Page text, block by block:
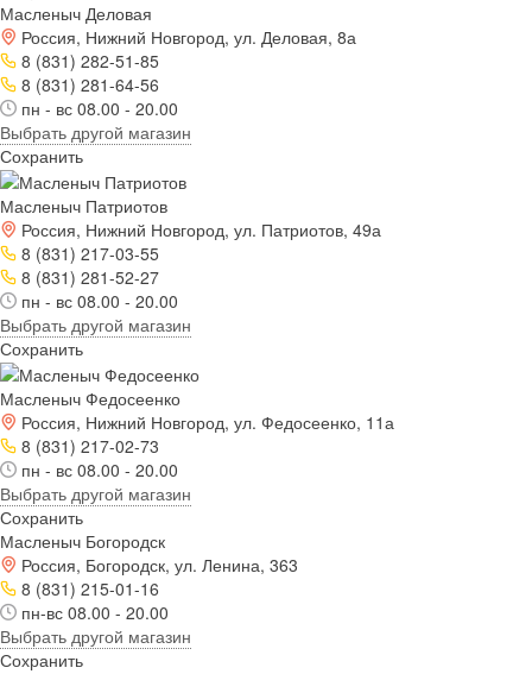
Масленыч Деловая
Россия, Нижний Новгород, ул. Деловая, 8а
8 (831) 282-51-85
8 (831) 281-64-56
пн - вс 08.00 - 20.00
Выбрать другой магазин
Сохранить
Масленыч Патриотов
Россия, Нижний Новгород, ул. Патриотов, 49а
8 (831) 217-03-55
8 (831) 281-52-27
пн - вс 08.00 - 20.00
Выбрать другой магазин
Сохранить
Масленыч Федосеенко
Россия, Нижний Новгород, ул. Федосеенко, 11а
8 (831) 217-02-73
пн - вс 08.00 - 20.00
Выбрать другой магазин
Сохранить
Масленыч Богородск
Россия, Богородск, ул. Ленина, 363
8 (831) 215-01-16
пн-вс 08.00 - 20.00
Выбрать другой магазин
Сохранить